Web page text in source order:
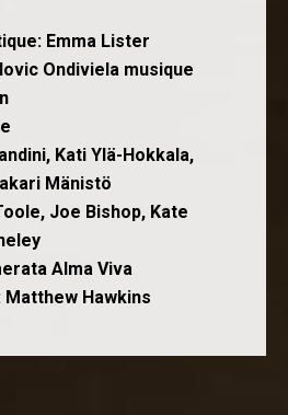
Emma Lister
Ondiviela musique
Kati Ylä-Hokkala,
Mänistö
Joe Bishop, Kate
Alma Viva
Hawkins